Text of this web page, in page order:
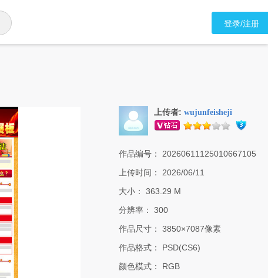
登录/注册
上传者: wujunfeisheji
作品编号：
20260611125010667105
上传时间：
2026/06/11
大小：
363.29 M
分辨率：
300
作品尺寸：
3850×7087像素
作品格式：
PSD(CS6)
颜色模式：
RGB